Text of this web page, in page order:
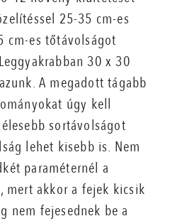
25-35 cm-es
cm-es tőtávolságot
30 x 30
A megadott tágabb
úgy kell
sortávolságot
lehet kisebb is. Nem
paraméternél a
mert akkor a fejek kicsik
nem fejesednek be a